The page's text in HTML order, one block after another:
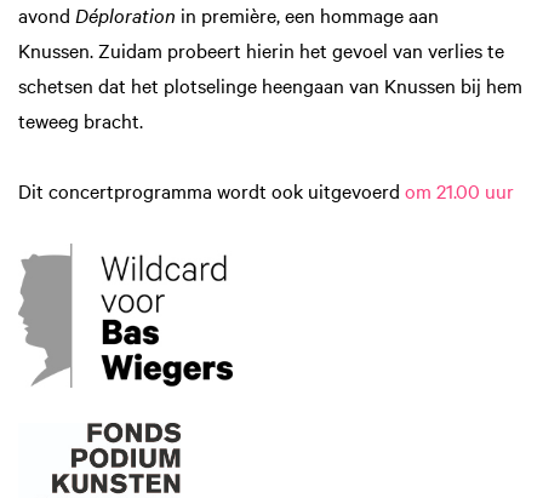
avond Déploration in première, een hommage aan
Knussen. Zuidam probeert hierin het gevoel van verlies te
schetsen dat het plotselinge heengaan van Knussen bij hem
teweeg bracht.
Dit concertprogramma wordt ook uitgevoerd om 21.00 uur